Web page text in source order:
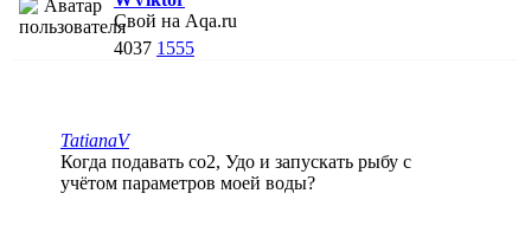
Свой на Aqa.ru
4037 1555
TatianaV
Когда подавать со2, Удо и запускать рыбу с
учётом параметров моей воды?